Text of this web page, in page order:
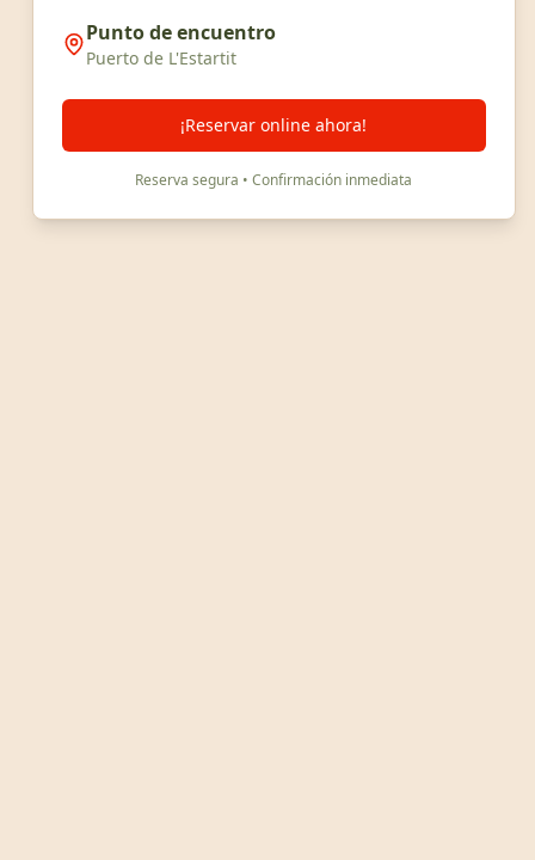
Punto de encuentro
Puerto de L'Estartit
¡Reservar online ahora!
Reserva segura • Confirmación inmediata